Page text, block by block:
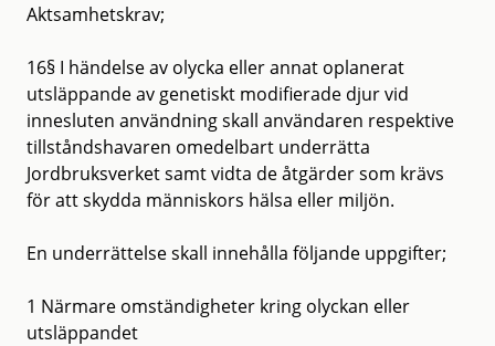
Aktsamhetskrav;
16§ I händelse av olycka eller annat oplanerat
utsläppande av genetiskt modifierade djur vid
innesluten användning skall användaren respektive
tillståndshavaren omedelbart underrätta
Jordbruksverket samt vidta de åtgärder som krävs
för att skydda människors hälsa eller miljön.
En underrättelse skall innehålla följande uppgifter;
1 Närmare omständigheter kring olyckan eller
utsläppandet